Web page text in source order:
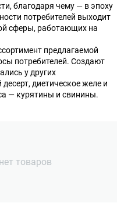
благодаря чему — в эпоху
потребителей выходит
сферы, работающих на
предлагаемой
потребителей. Создают
у других
диетическое желе и
— курятины и свинины.
товаров